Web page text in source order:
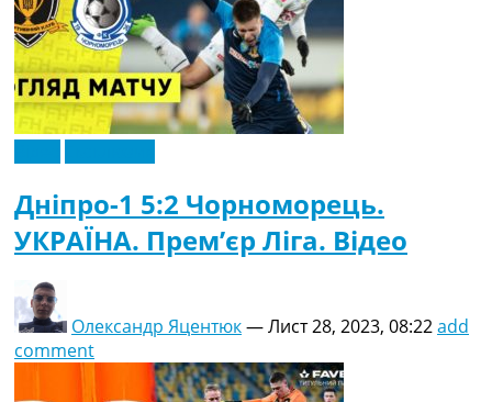
Дніпро-1 5:2 Чорноморець.
УКРАЇНА. Прем’єр Ліга. Відео
Олександр Яцентюк—Лист 28, 2023, 08:22add
comment